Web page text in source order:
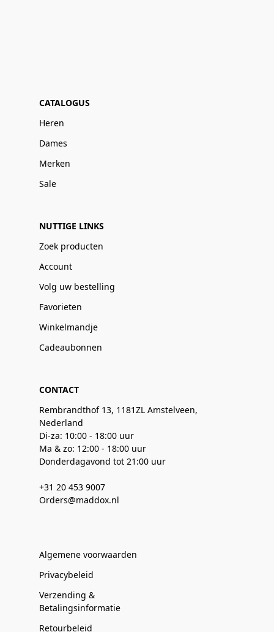
CATALOGUS
Heren
Dames
Merken
Sale
NUTTIGE LINKS
Zoek producten
Account
Volg uw bestelling
Favorieten
Winkelmandje
Cadeaubonnen
CONTACT
Rembrandthof 13, 1181ZL Amstelveen,
Nederland
Di-za: 10:00 - 18:00 uur
Ma & zo: 12:00 - 18:00 uur
Donderdagavond tot 21:00 uur
+31 20 453 9007
Orders@maddox.nl
Algemene voorwaarden
Privacybeleid
Verzending &
Betalingsinformatie
Retourbeleid